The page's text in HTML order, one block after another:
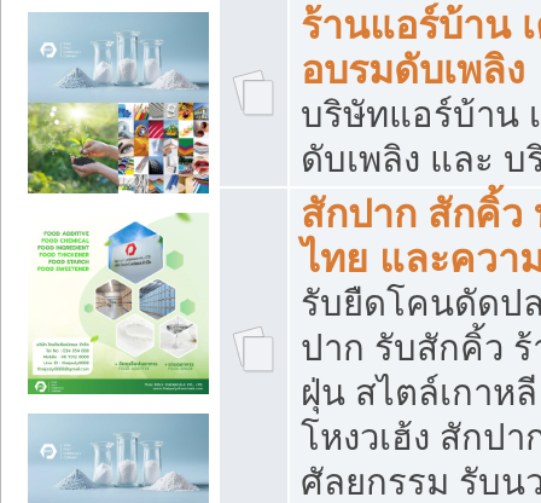
ร้านแอร์บ้าน
อบรมดับเพลิง
บริษัทแอร์บ้าน
ดับเพลิง และ
สักปาก สักคิ้
ไทย และควา
รับยืดโคนดัดป
ปาก รับสักคิ้ว
ฝุ่น สไตล์เกาห
โหงวเฮ้ง สักป
ศัลยกรรม รับน